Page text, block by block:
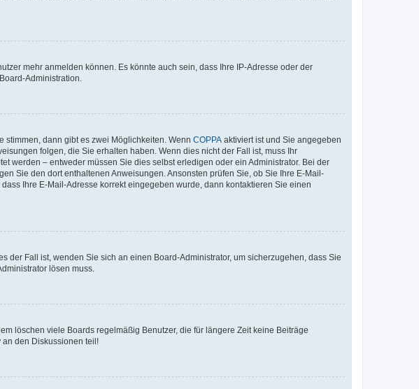
mehr anmelden können. Es könnte auch sein, dass Ihre IP-Adresse oder der
Administration.
dann gibt es zwei Möglichkeiten. Wenn COPPA aktiviert ist und Sie angegeben
folgen, die Sie erhalten haben. Wenn dies nicht der Fall ist, muss Ihr
werden – entweder müssen Sie dies selbst erledigen oder ein Administrator. Bei der
Sie den dort enthaltenen Anweisungen. Ansonsten prüfen Sie, ob Sie Ihre E-Mail-
Ihre E-Mail-Adresse korrekt eingegeben wurde, dann kontaktieren Sie einen
der Fall ist, wenden Sie sich an einen Board-Administrator, um sicherzugehen, dass Sie
lösen muss.
löschen viele Boards regelmäßig Benutzer, die für längere Zeit keine Beiträge
den Diskussionen teil!